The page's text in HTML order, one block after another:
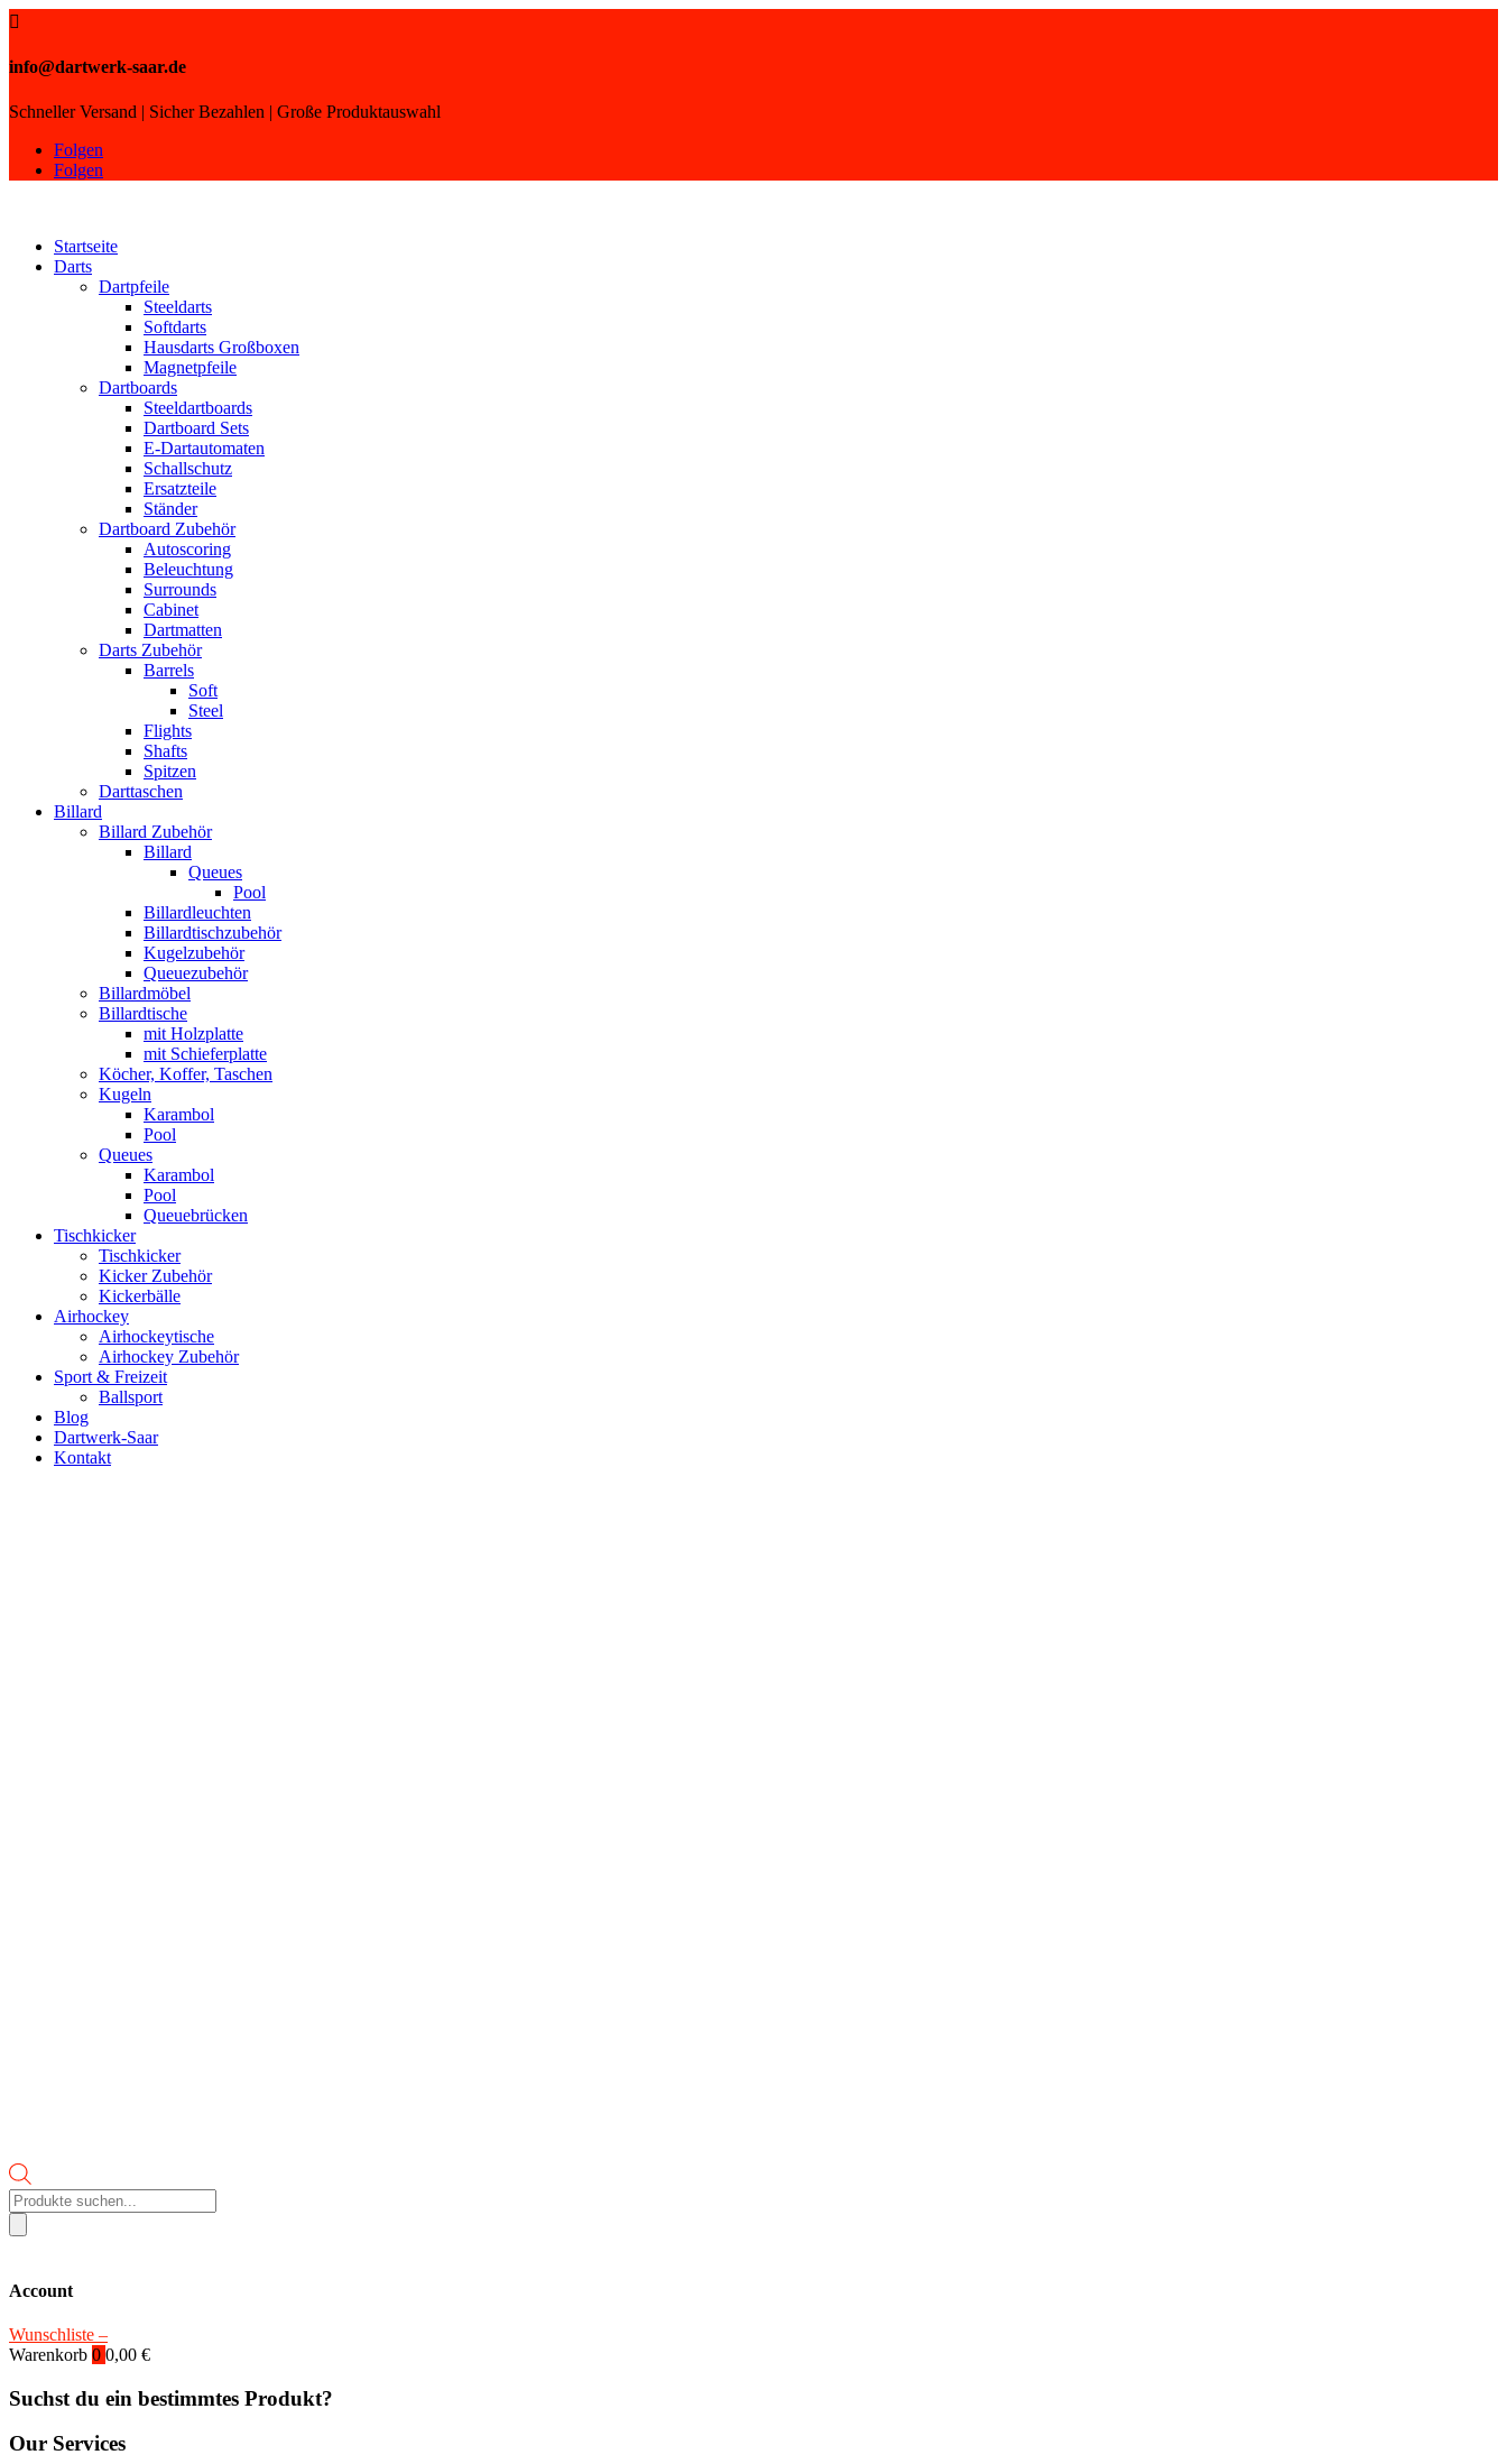

info@dartwerk-saar.de
Schneller Versand | Sicher Bezahlen | Große Produktauswahl
Folgen
Folgen
Startseite
Darts
Dartpfeile
Steeldarts
Softdarts
Hausdarts Großboxen
Magnetpfeile
Dartboards
Steeldartboards
Dartboard Sets
E-Dartautomaten
Schallschutz
Ersatzteile
Ständer
Dartboard Zubehör
Autoscoring
Beleuchtung
Surrounds
Cabinet
Dartmatten
Darts Zubehör
Barrels
Soft
Steel
Flights
Shafts
Spitzen
Darttaschen
Billard
Billard Zubehör
Billard
Queues
Pool
Billardleuchten
Billardtischzubehör
Kugelzubehör
Queuezubehör
Billardmöbel
Billardtische
mit Holzplatte
mit Schieferplatte
Köcher, Koffer, Taschen
Kugeln
Karambol
Pool
Queues
Karambol
Pool
Queuebrücken
Tischkicker
Tischkicker
Kicker Zubehör
Kickerbälle
Airhockey
Airhockeytische
Airhockey Zubehör
Sport & Freizeit
Ballsport
Blog
Dartwerk-Saar
Kontakt
Products
search
Account
Wunschliste –
Warenkorb 0 0,00 €
Suchst du ein bestimmtes Produkt?
Our Services